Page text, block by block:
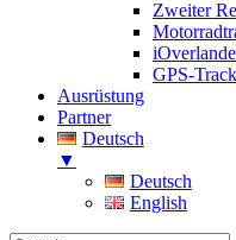
Zweiter
GPS-
Ausrüstung
Partner
Deutsch
▼
Deutsch
English